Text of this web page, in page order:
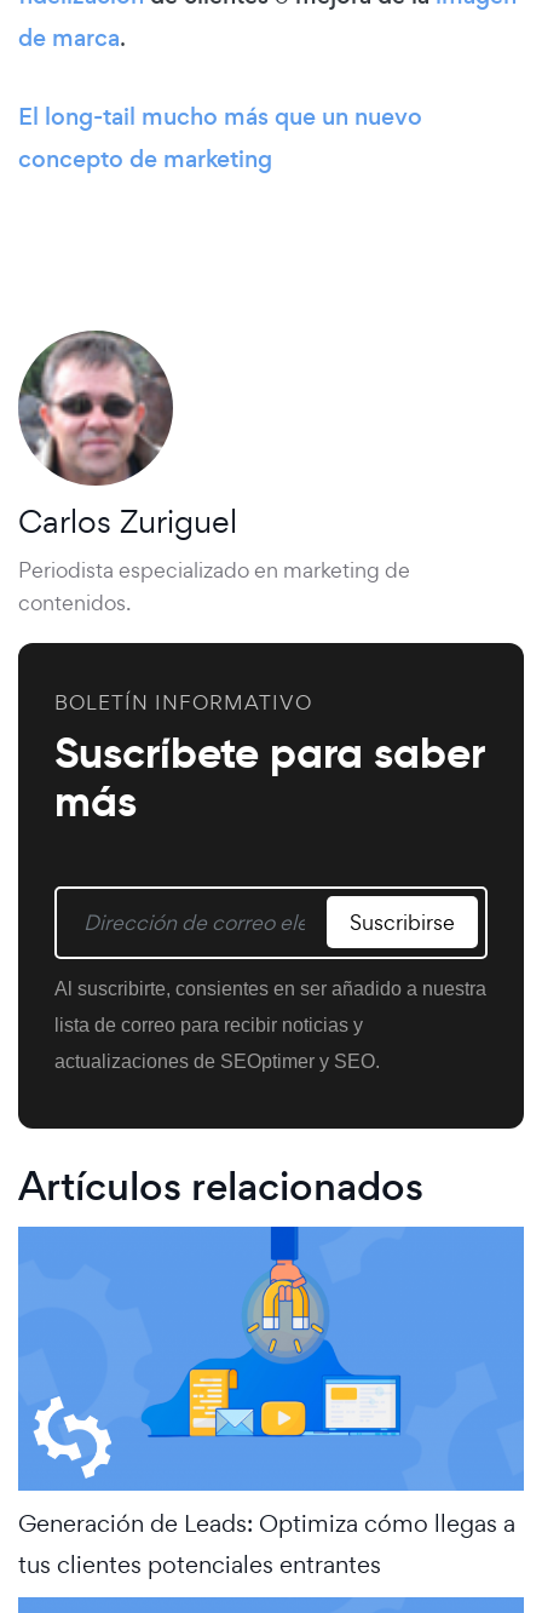
de marca.
El long-tail mucho más que un nuevo
concepto de marketing
Carlos Zuriguel
Periodista especializado en marketing de
contenidos.
BOLETÍN INFORMATIVO
Suscríbete para saber
más
Suscribirse
Al suscribirte, consientes en ser añadido a nuestra
lista de correo para recibir noticias y
actualizaciones de SEOptimer y SEO.
Artículos relacionados
Generación de Leads: Optimiza cómo llegas a
tus clientes potenciales entrantes